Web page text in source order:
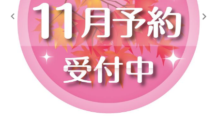
カプセルトイ
販促用空カプセル
レンタル
景品・玩具・文具
販促用カプセルトイ